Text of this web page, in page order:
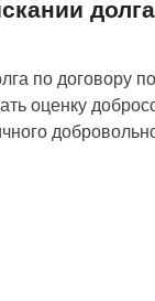
по договору
оценку